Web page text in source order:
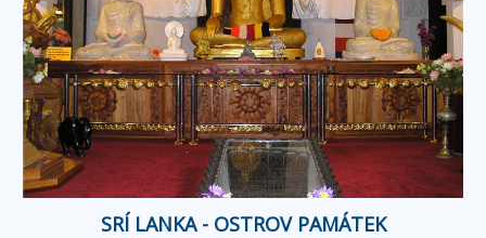
SRÍ LANKA - OSTROV PAMÁTEK